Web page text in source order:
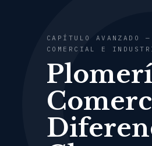
CAPÍTULO AVANZADO
COMERCIAL E